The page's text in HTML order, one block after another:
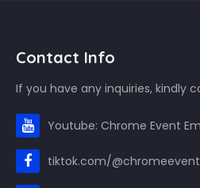
Contact Info
If you have any inquiries, kindly
Youtube: Chrome Event
tiktok.com/